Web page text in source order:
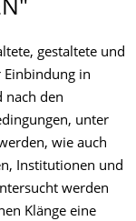
gestaltete und
in
nach den
unter
wie auch
Institutionen und
werden
Klänge eine